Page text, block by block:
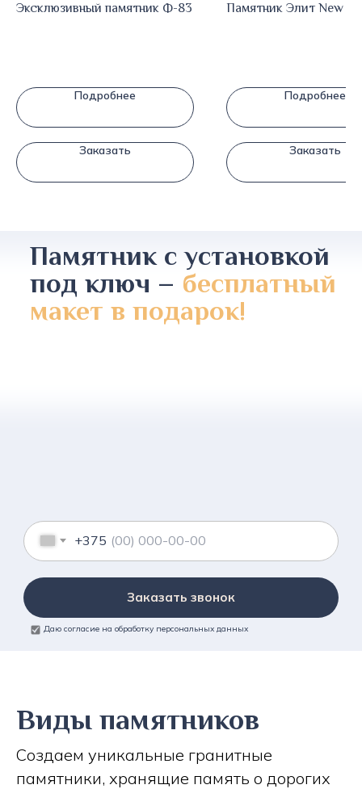
Эксклюзивный памятник Ф-83
Подробнее
Заказать
Памятник Элит New
Подробнее
Заказать
Памятник с установкой
под ключ – бесплатный
макет в подарок!
+375
Заказать звонок
Даю согласие на обработку персональных данных
Виды памятников
Создаем уникальные гранитные
памятники, хранящие память о дорогих